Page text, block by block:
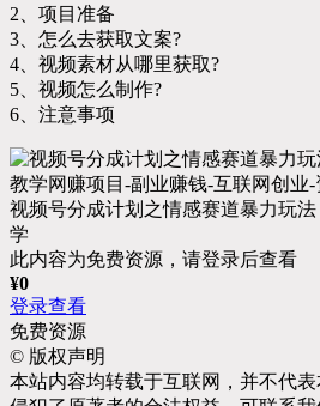
2、项目准备
3、怎么去获取文案?
4、视频素材从哪里获取?
5、视频怎么制作?
6、注意事项
视频号分成计划之情感赛道暴力玩
学
此内容为免费资源，请登录后查看
¥0
登录查看
免费资源
© 版权声明
本站内容均转载于互联网，并不代